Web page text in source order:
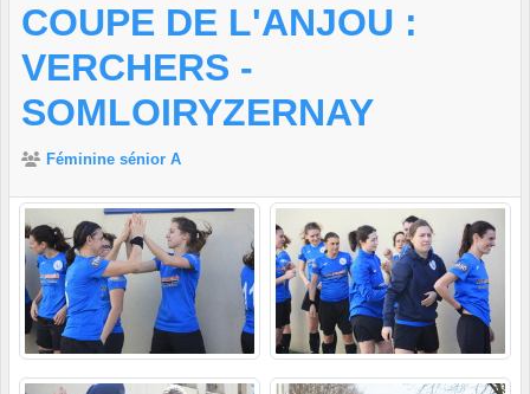
COUPE DE L'ANJOU :
VERCHERS -
SOMLOIRYZERNAY
Féminine sénior A